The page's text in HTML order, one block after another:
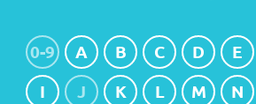
0-9 A B C D E
I
J K L M N